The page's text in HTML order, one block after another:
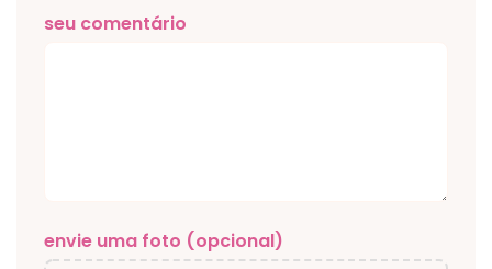
seu comentário
envie uma foto (opcional)